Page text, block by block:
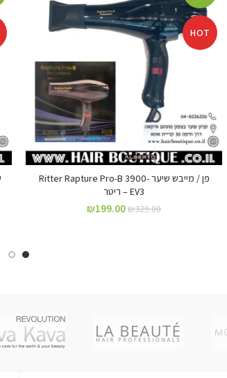
HOT
פן / מייבש שיער Ritter Rapture Pro-B 3900-
EV3 – ריטר
₪329.00
₪199.00